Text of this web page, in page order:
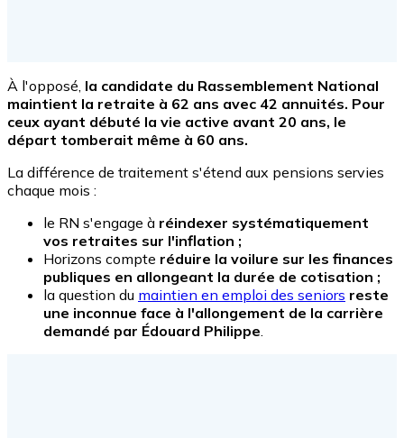
À l'opposé, la candidate du Rassemblement National
maintient la retraite à 62 ans avec 42 annuités. Pour
ceux ayant débuté la vie active avant 20 ans, le
départ tomberait même à 60 ans.
La différence de traitement s'étend aux pensions servies
chaque mois :
le RN s'engage à réindexer systématiquement
vos retraites sur l'inflation ;
Horizons compte réduire la voilure sur les finances
publiques en allongeant la durée de cotisation ;
la question du maintien en emploi des seniors reste
une inconnue face à l'allongement de la carrière
demandé par Édouard Philippe